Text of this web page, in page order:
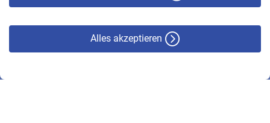
Alles akzeptieren
© VBL 2026